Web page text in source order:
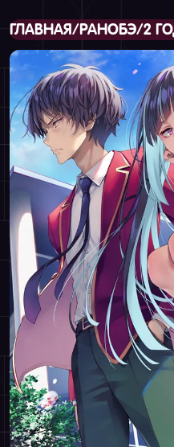
ГЛАВНАЯ/РАНОБЭ/2